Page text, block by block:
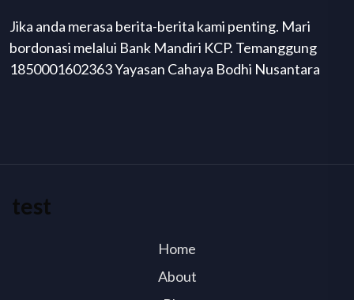
Jika anda merasa berita-berita kami penting. Mari
bordonasi melalui Bank Mandiri KCP. Temanggung
1850001602363 Yayasan Cahaya Bodhi Nusantara
test
Home
About